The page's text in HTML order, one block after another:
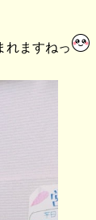
れますねっ